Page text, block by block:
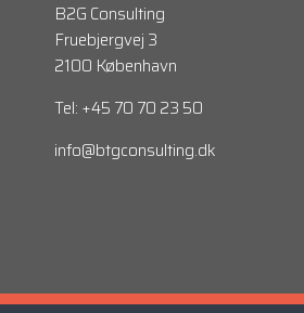
B2G Consulting
Fruebjergvej 3
2100 København
Tel: +45 70 70 23 50
info@btgconsulting.dk